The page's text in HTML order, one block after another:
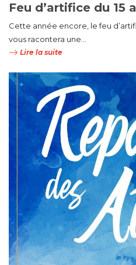
Feu d’artifice du 15
Cette année encore, le feu
vous racontera une...
Lire la suite